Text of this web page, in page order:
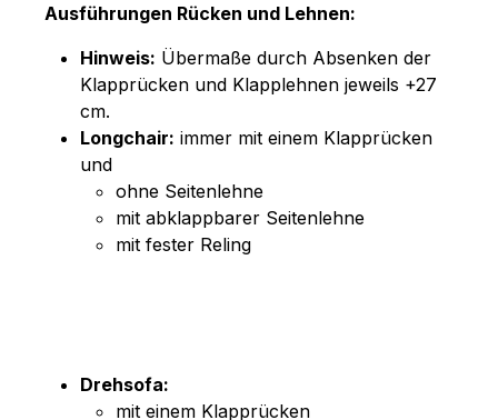
Ausführungen Rücken und Lehnen:
Hinweis: Übermaße durch Absenken der
Klapprücken und Klapplehnen jeweils +27
cm.
Longchair: immer mit einem Klapprücken
und
ohne Seitenlehne
mit abklappbarer Seitenlehne
mit fester Reling
Drehsofa:
mit einem Klapprücken